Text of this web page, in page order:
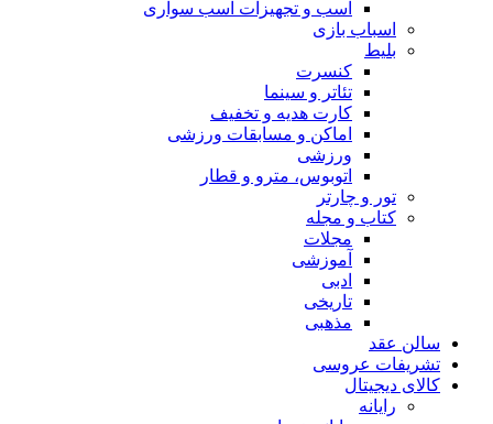
اسب و تجهیزات اسب سواری
اسباب‌ بازی
بلیط
کنسرت
تئاتر و سینما
کارت هدیه و تخفیف
اماکن و مسابقات ورزشی
ورزشی
اتوبوس، مترو و قطار
تور و چارتر
کتاب و مجله
مجلات
آموزشی
ادبی
تاریخی
مذهبی
سالن عقد
تشریفات عروسی
کالای دیجیتال
رایانه